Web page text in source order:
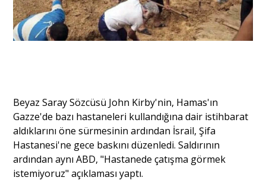
Yorum - Analiz
Yazı Dizisi
Portre
Yazarlar
Beyaz Saray Sözcüsü John Kirby'nin, Hamas'ın
Gazze'de bazı hastaneleri kullandığına dair istihbarat
aldıklarını öne sürmesinin ardından İsrail, Şifa
Hastanesi'ne gece baskını düzenledi. Saldırının
ardından aynı ABD, "Hastanede çatışma görmek
istemiyoruz" açıklaması yaptı.